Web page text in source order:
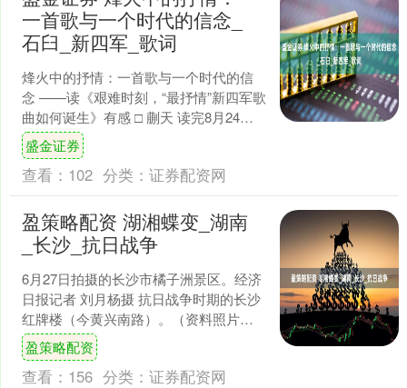
一首歌与一个时代的信念_
石臼_新四军_歌词
烽火中的抒情：一首歌与一个时代的信
念 ——读《艰难时刻，“最抒情”新四军歌
曲如何诞生》有感 □ 蒯天 读完8月24日
交汇点新闻上顾星欣撰写的《艰难时
刻，“最抒情....
盛金证券
查看： 102 分类： 证券配资网
盈策略配资 湖湘蝶变_湖南
_长沙_抗日战争
6月27日拍摄的长沙市橘子洲景区。经济
日报记者 刘月杨摄 抗日战争时期的长沙
红牌楼（今黄兴南路）。（资料照片）
抗日战争时期的长沙中山路三角花园。
（资料照片） ....
盈策略配资
查看： 156 分类： 证券配资网